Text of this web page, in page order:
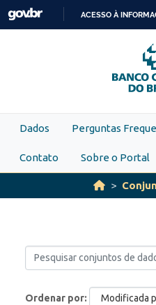
Skip to main content
ACESSO À
Dados Perguntas
Contato Sobre o Portal
Ordenar por